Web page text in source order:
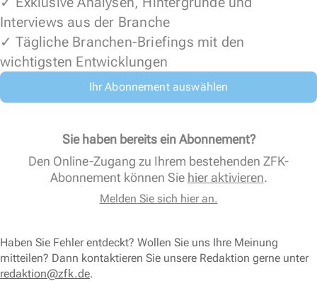
Interviews aus der Branche
✓ Tägliche Branchen-Briefings mit den
wichtigsten Entwicklungen
Ihr Abonnement auswählen
Sie haben bereits ein Abonnement?
Den Online-Zugang zu Ihrem bestehenden ZFK-
Abonnement können Sie hier aktivieren.
Melden Sie sich hier an.
Haben Sie Fehler entdeckt? Wollen Sie uns Ihre Meinung
mitteilen? Dann kontaktieren Sie unsere Redaktion gerne unter
redaktion@zfk.de.